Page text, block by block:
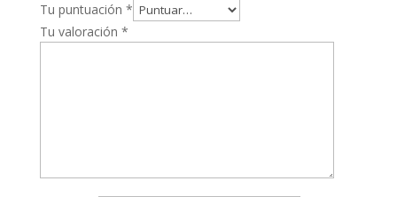
Tu puntuación *
Tu valoración *